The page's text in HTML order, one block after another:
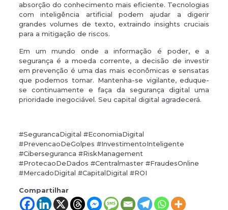
absorção do conhecimento mais eficiente. Tecnologias
com inteligência artificial podem ajudar a digerir
grandes volumes de texto, extraindo insights cruciais
para a mitigação de riscos.
Em um mundo onde a informação é poder, e a
segurança é a moeda corrente, a decisão de investir
em prevenção é uma das mais econômicas e sensatas
que podemos tomar. Mantenha-se vigilante, eduque-
se continuamente e faça da segurança digital uma
prioridade inegociável. Seu capital digital agradecerá.
#SegurancaDigital #EconomiaDigital
#PrevencaoDeGolpes #InvestimentoInteligente
#Ciberseguranca #RiskManagement
#ProtecaoDeDados #Centralmaster #FraudesOnline
#MercadoDigital #CapitalDigital #ROI
Compartilhar